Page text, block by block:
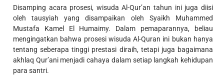
Disamping acara prosesi, wisuda Al-Qur’an tahun ini juga diisi
oleh tausyiah yang disampaikan oleh Syaikh Muhammed
Mustafa Kamel El Humaimy. Dalam pemaparannya, beliau
mengingatkan bahwa prosesi wisuda Al-Quran ini bukan hanya
tentang seberapa tinggi prestasi diraih, tetapi juga bagaimana
akhlaq Qur’ani menjadi cahaya dalam setiap langkah kehidupan
para santri.